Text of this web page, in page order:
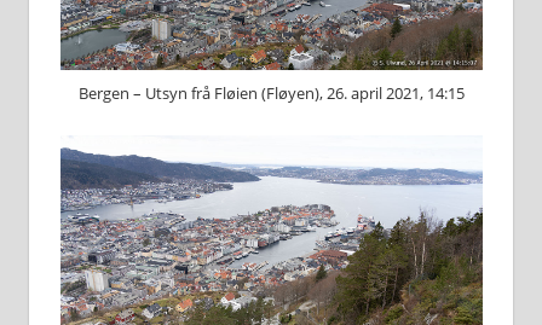
Bergen – Utsyn frå Fløien (Fløyen), 26. april 2021, 14:15